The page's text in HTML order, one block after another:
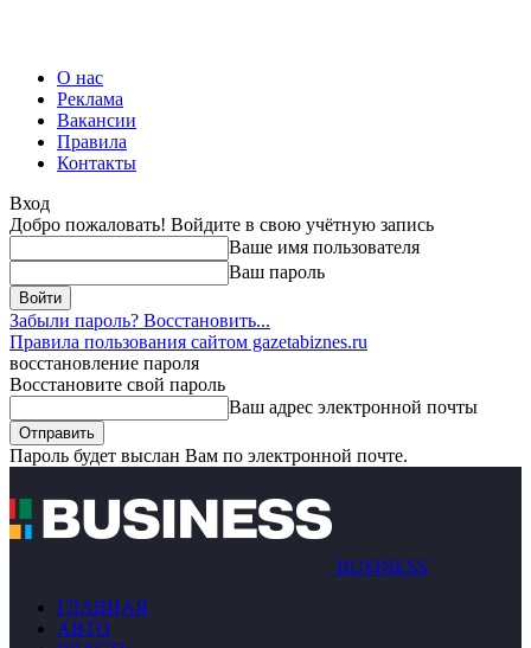
О нас
Реклама
Вакансии
Правила
Контакты
Вход
Добро пожаловать! Войдите в свою учётную запись
Ваше имя пользователя
Ваш пароль
Забыли пароль? Восстановить...
Правила пользования сайтом gazetabiznes.ru
восстановление пароля
Восстановите свой пароль
Ваш адрес электронной почты
Пароль будет выслан Вам по электронной почте.
BUSINESS
ГЛАВНАЯ
АВТО